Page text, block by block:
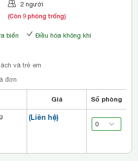
2 người
(Còn 9 phòng trống)
biển
Điều hòa không khí
và trẻ em
đơn
Giá Số phòng
(Liên hệ)